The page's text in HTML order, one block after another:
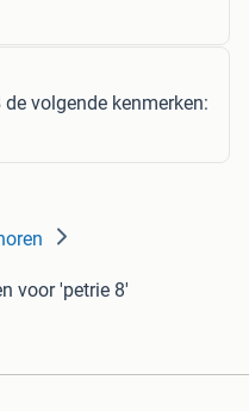
de volgende kenmerken:
voor 'petrie 8'